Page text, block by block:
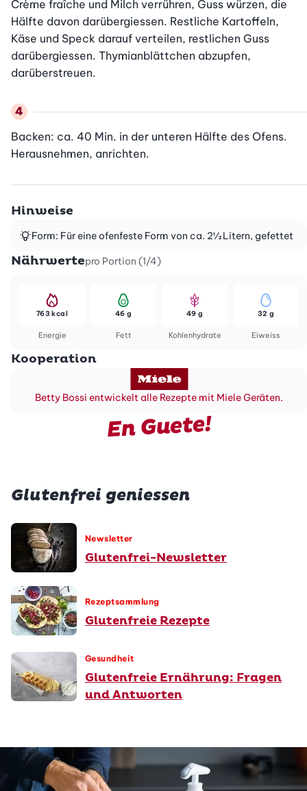
Crème fraîche und Milch verrühren, Guss würzen, die
Hälfte davon darübergiessen. Restliche Kartoffeln,
Käse und Speck darauf verteilen, restlichen Guss
darübergiessen. Thymianblättchen abzupfen,
darüberstreuen.
Backen: ca. 40 Min. in der unteren Hälfte des Ofens.
Herausnehmen, anrichten.
Hinweise
Form: Für eine ofenfeste Form von ca. 2½ Litern, gefettet
Nährwertepro Portion (1/4)
Energie
763 kcal
Fett
46 g
Kohlenhydrate
49 g
Eiweiss
32 g
Kooperation
Betty Bossi entwickelt alle Rezepte mit Miele Geräten.
En Guete!
Glutenfrei geniessen
Newsletter
Glutenfrei-Newsletter
Rezeptsammlung
Glutenfreie Rezepte
Gesundheit
Glutenfreie Ernährung: Fragen
und Antworten